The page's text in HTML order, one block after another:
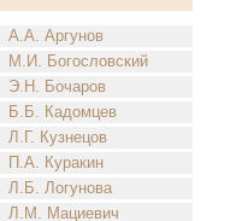
А.А. Аргунов
М.И. Богословский
Э.Н. Бочаров
Б.Б. Кадомцев
Л.Г. Кузнецов
П.А. Куракин
Л.Б. Логунова
Л.М. Мациевич